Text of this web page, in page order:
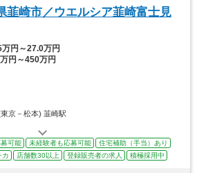
韮崎市／ウエルシア韮崎富士見
万円～27.0万円
円～450万円
東京－松本) 韮崎駅
可能 未経験者も応募可能
住宅補助（手当）あり
カ 店舗数30以上 登録販売者の求人 積極採用中